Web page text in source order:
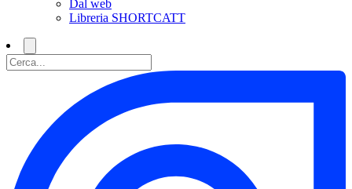
Dal web
Libreria SHORTCATT